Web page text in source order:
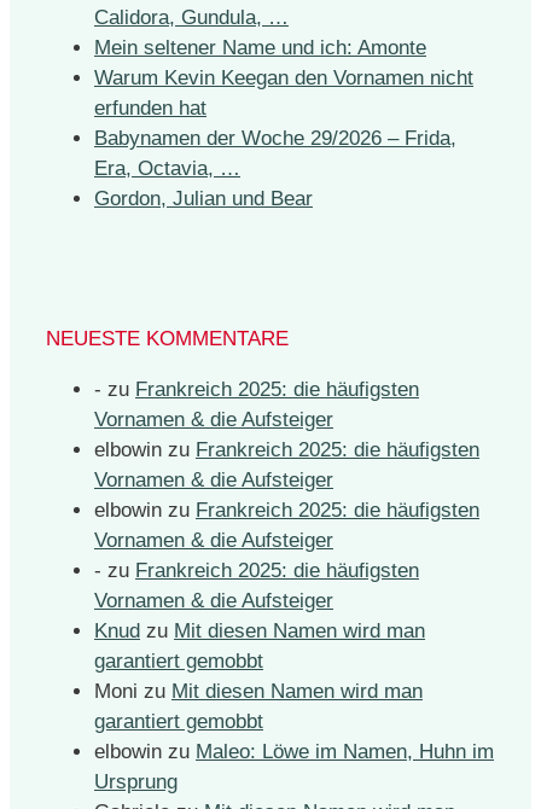
Calidora, Gundula, …
Mein seltener Name und ich: Amonte
Warum Kevin Keegan den Vornamen nicht
erfunden hat
Babynamen der Woche 29/2026 – Frida,
Era, Octavia, …
Gordon, Julian und Bear
NEUESTE KOMMENTARE
- zu Frankreich 2025: die häufigsten
Vornamen & die Aufsteiger
elbowin zu Frankreich 2025: die häufigsten
Vornamen & die Aufsteiger
elbowin zu Frankreich 2025: die häufigsten
Vornamen & die Aufsteiger
- zu Frankreich 2025: die häufigsten
Vornamen & die Aufsteiger
Knud zu Mit diesen Namen wird man
garantiert gemobbt
Moni zu Mit diesen Namen wird man
garantiert gemobbt
elbowin zu Maleo: Löwe im Namen, Huhn im
Ursprung